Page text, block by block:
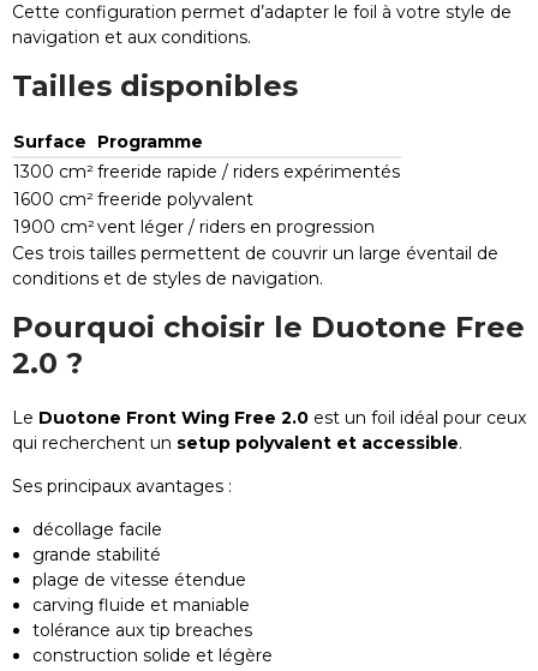
Cette configuration permet d’adapter le foil à votre style de
navigation et aux conditions.
Tailles disponibles
Surface
Programme
1300 cm²freeride rapide / riders expérimentés
1600 cm²freeride polyvalent
1900 cm²vent léger / riders en progression
Ces trois tailles permettent de couvrir un large éventail de
conditions et de styles de navigation.
Pourquoi choisir le Duotone Free
2.0 ?
Le Duotone Front Wing Free 2.0 est un foil idéal pour ceux
qui recherchent un setup polyvalent et accessible.
Ses principaux avantages :
décollage facile
grande stabilité
plage de vitesse étendue
carving fluide et maniable
tolérance aux tip breaches
construction solide et légère